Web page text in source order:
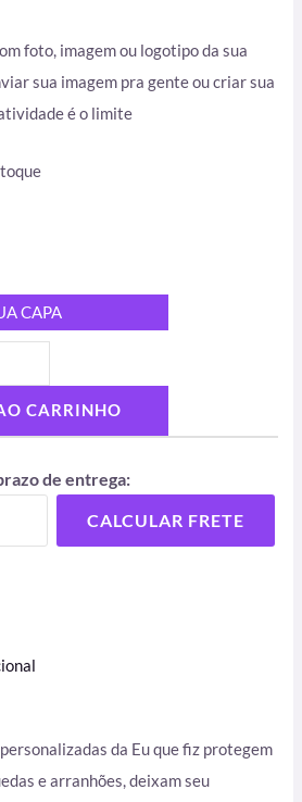
foto, imagem ou logotipo da sua
sua imagem pra gente ou criar sua
é o limite
CAPA
CARRINHO
de entrega:
CALCULAR FRETE
da Eu que fiz protegem
e arranhões, deixam seu